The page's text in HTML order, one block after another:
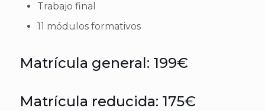
Trabajo final
11 módulos formativos
Matrícula general: 199€
Matrícula reducida: 175€